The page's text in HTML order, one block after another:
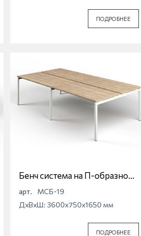
ПОДРОБНЕЕ
Бенч система на П-образной
опоре Магна МСБ-19
арт.
МСБ-19
ДхВхШ: 3600x750x1650 мм
ПОДРОБНЕЕ